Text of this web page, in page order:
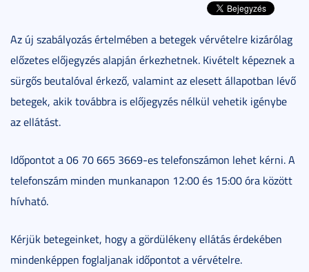
Az új szabályozás értelmében a betegek vérvételre kizárólag
előzetes előjegyzés alapján érkezhetnek. Kivételt képeznek a
sürgős beutalóval érkező, valamint az elesett állapotban lévő
betegek, akik továbbra is előjegyzés nélkül vehetik igénybe
az ellátást.
Időpontot a 06 70 665 3669-es telefonszámon lehet kérni. A
telefonszám minden munkanapon 12:00 és 15:00 óra között
hívható.
Kérjük betegeinket, hogy a gördülékeny ellátás érdekében
mindenképpen foglaljanak időpontot a vérvételre.